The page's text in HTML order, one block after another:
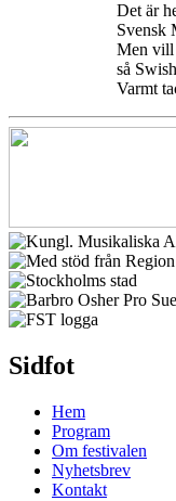
Det är
Svensk
Men vill
så
Varmt
Sidfot
Hem
Program
Om festivalen
Nyhetsbrev
Kontakt